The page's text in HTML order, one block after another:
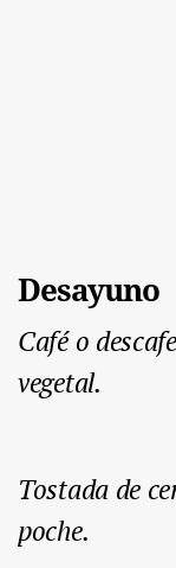
Desayuno
Café o
vegetal.
Tostada de
poche.